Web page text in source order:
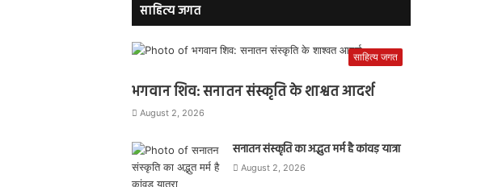
साहित्य जगत
साहित्य जगत
भगवान शिव: सनातन संस्कृति के शाश्वत आदर्श
August 2, 2026
सनातन संस्कृति का अद्भुत मर्म है कांवड़ यात्रा
August 2, 2026